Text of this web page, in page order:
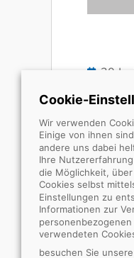
30
Jetzt
Cookie-
Wir verwenden
Einige von ihnen
andere uns dabei
Ihre
die Möglichkeit,
Cookies selbst
Einstellungen zu
Informationen zur
verwendeten
besuchen Sie unsere